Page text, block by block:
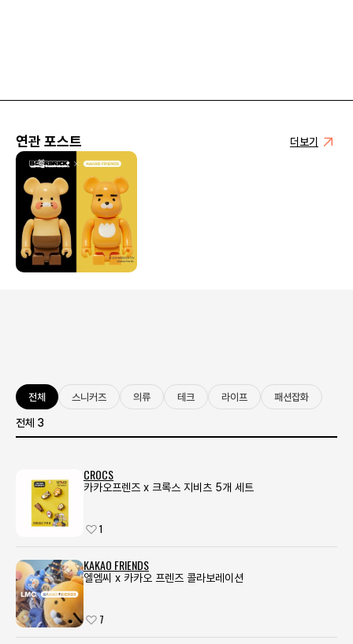
연관 포스트 더보기
전체 스니커즈 의류 테크 라이프 패션잡화
전체 3
CROCS
카카오프렌즈 x 크록스 지비츠 5개 세트
1
KAKAO FRIENDS
엘엠씨 x 카카오 프렌즈 콜라보레이션
7